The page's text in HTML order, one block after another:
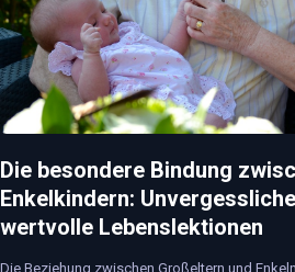
Die besondere Bindung
Enkelkindern:
wertvolle Lebenslektionen
Die Beziehung zwischen Großeltern und